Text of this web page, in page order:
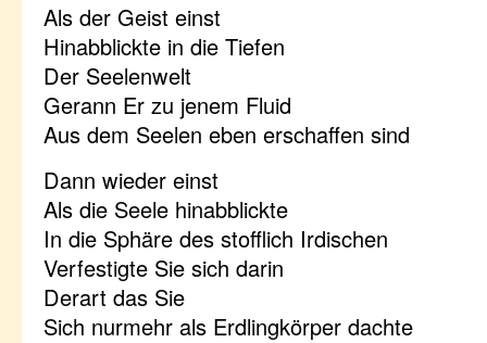
Als der Geist einst
Hinabblickte in die Tiefen
Der Seelenwelt
Gerann Er zu jenem Fluid
Aus dem Seelen eben erschaffen sind
Dann wieder einst
Als die Seele hinabblickte
In die Sphäre des stofflich Irdischen
Verfestigte Sie sich darin
Derart das Sie
Sich nurmehr als Erdlingkörper dachte